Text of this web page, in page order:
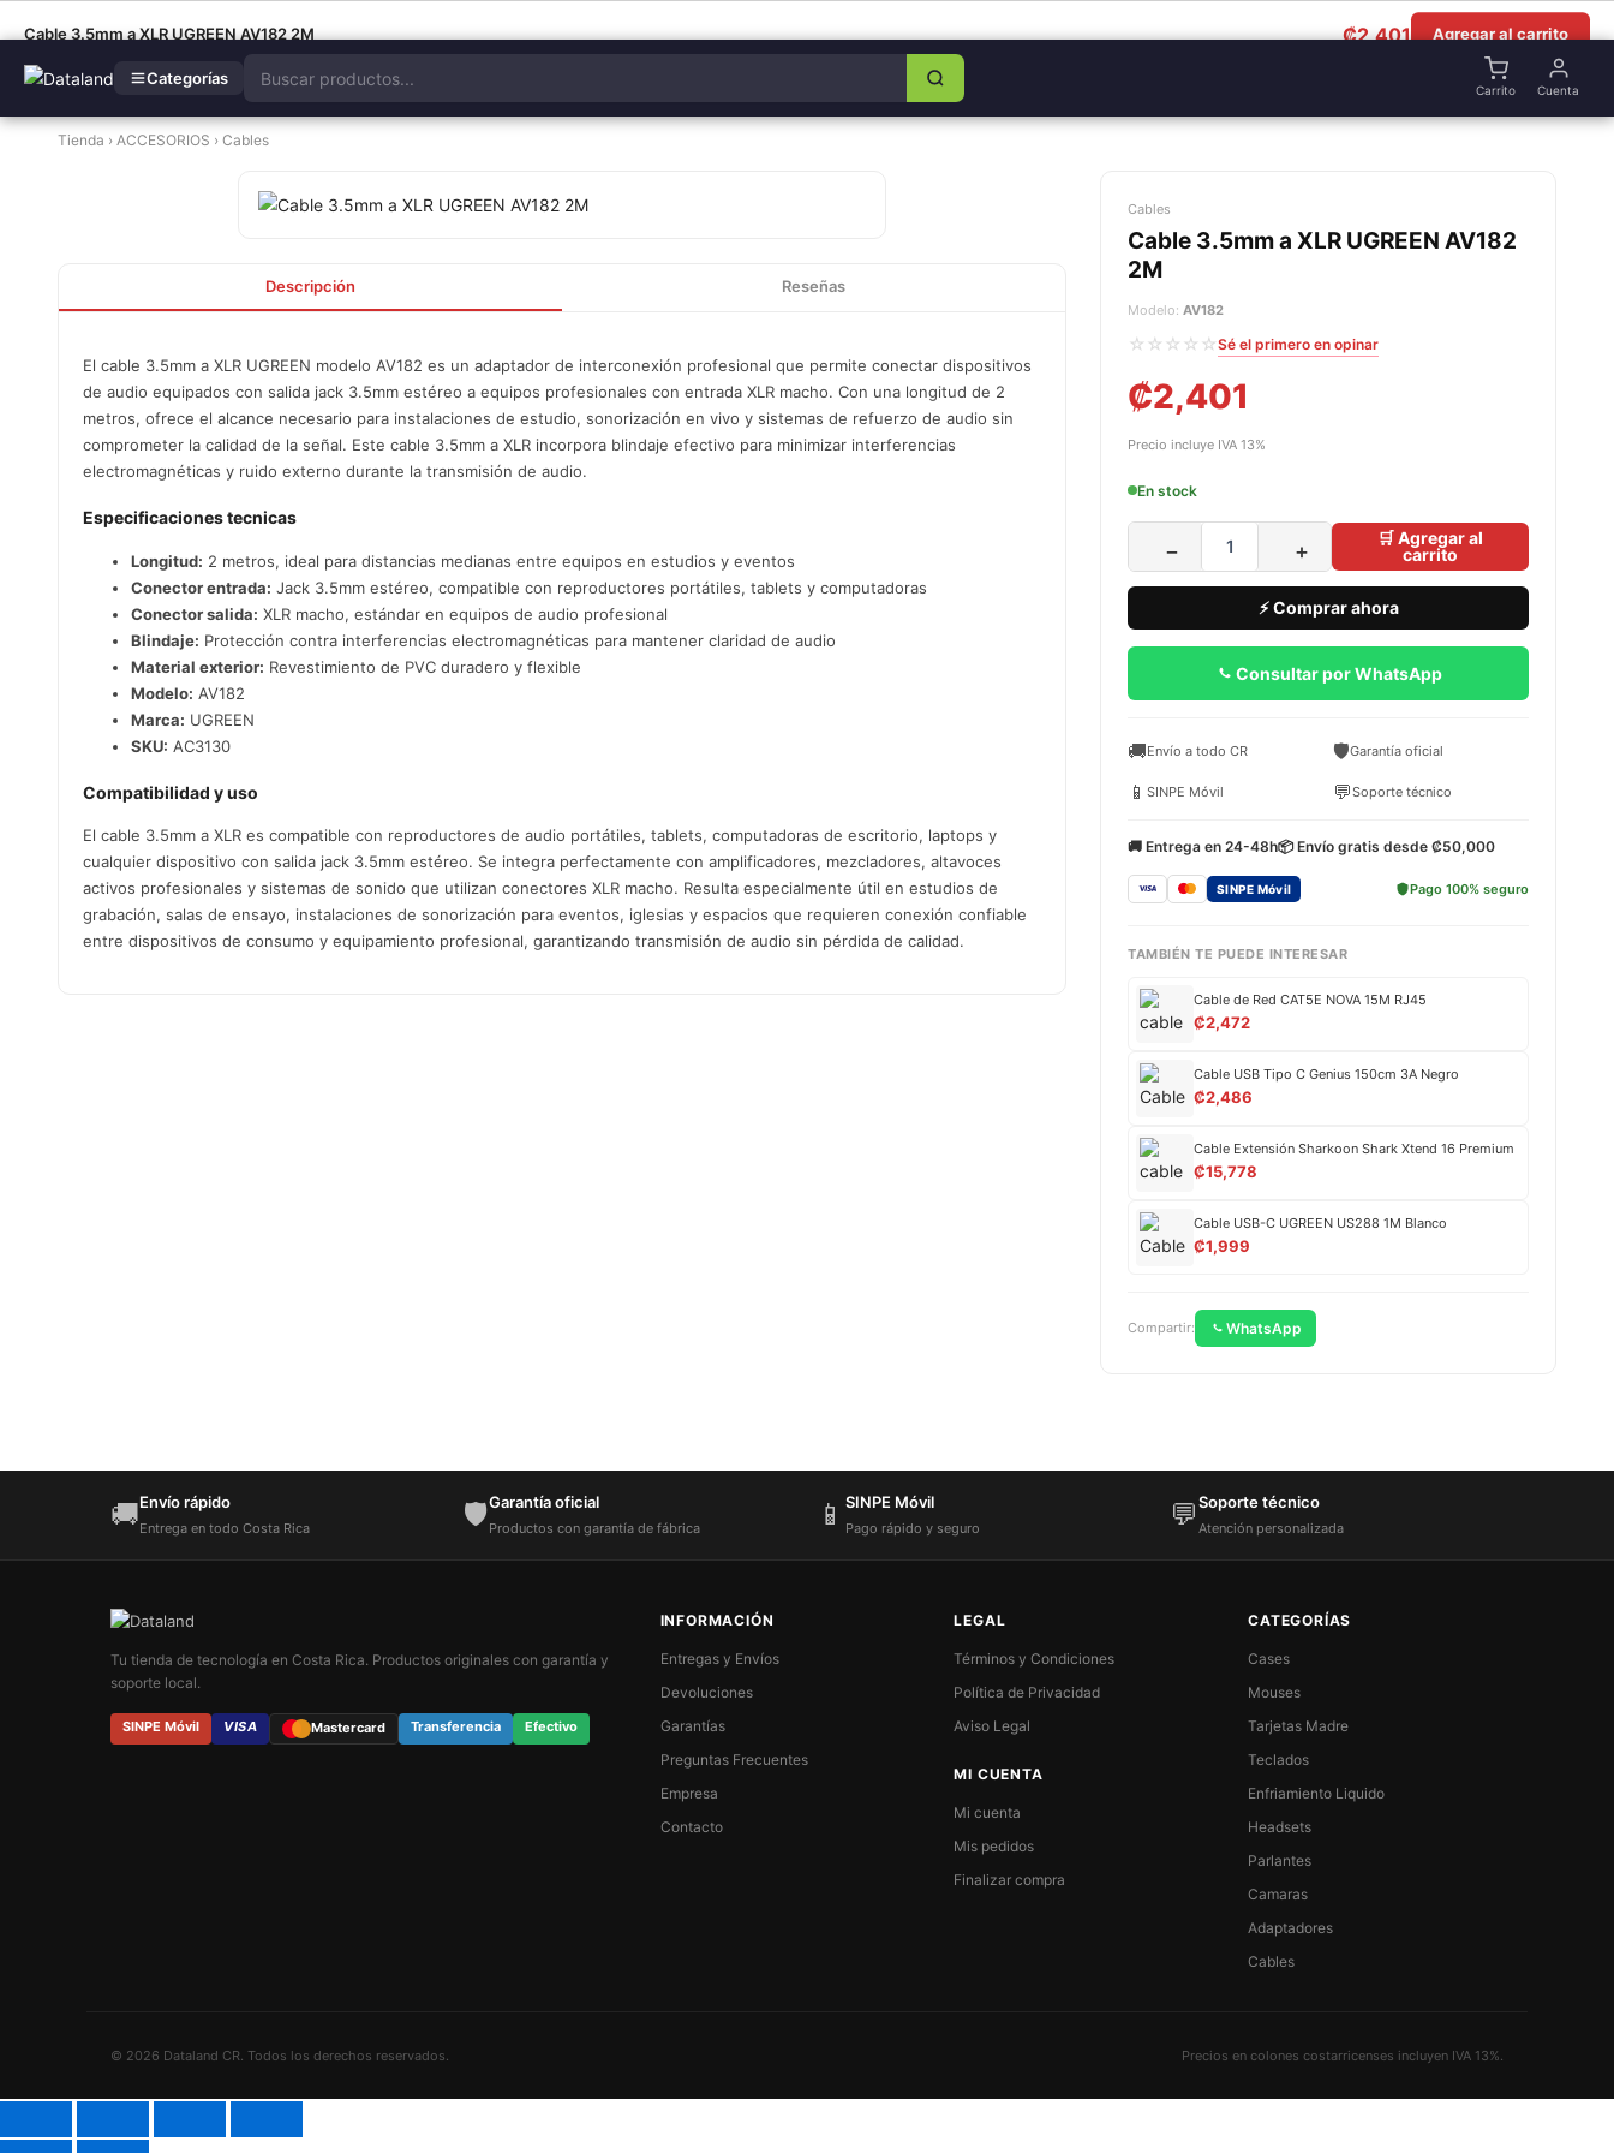
Categorías
Carrito Cuenta
Cable 3.5mm a XLR UGREEN AV182 2M ₡2,401 Agregar al carrito
Tienda › ACCESORIOS › Cables
Descripción Reseñas
El cable 3.5mm a XLR UGREEN modelo AV182 es un adaptador de interconexión profesional que permite conectar dispositivos
de audio equipados con salida jack 3.5mm estéreo a equipos profesionales con entrada XLR macho. Con una longitud de 2
metros, ofrece el alcance necesario para instalaciones de estudio, sonorización en vivo y sistemas de refuerzo de audio sin
comprometer la calidad de la señal. Este cable 3.5mm a XLR incorpora blindaje efectivo para minimizar interferencias
electromagnéticas y ruido externo durante la transmisión de audio.
Especificaciones tecnicas
Longitud: 2 metros, ideal para distancias medianas entre equipos en estudios y eventos
Conector entrada: Jack 3.5mm estéreo, compatible con reproductores portátiles, tablets y computadoras
Conector salida: XLR macho, estándar en equipos de audio profesional
Blindaje: Protección contra interferencias electromagnéticas para mantener claridad de audio
Material exterior: Revestimiento de PVC duradero y flexible
Modelo: AV182
Marca: UGREEN
SKU: AC3130
Compatibilidad y uso
El cable 3.5mm a XLR es compatible con reproductores de audio portátiles, tablets, computadoras de escritorio, laptops y
cualquier dispositivo con salida jack 3.5mm estéreo. Se integra perfectamente con amplificadores, mezcladores, altavoces
activos profesionales y sistemas de sonido que utilizan conectores XLR macho. Resulta especialmente útil en estudios de
grabación, salas de ensayo, instalaciones de sonorización para eventos, iglesias y espacios que requieren conexión confiable
entre dispositivos de consumo y equipamiento profesional, garantizando transmisión de audio sin pérdida de calidad.
Cables
Cable 3.5mm a XLR UGREEN AV182
2M
Modelo: AV182
☆☆☆☆☆Sé el primero en opinar
₡2,401
Precio incluye IVA 13%
En stock
− +
🛒 Agregar al
carrito
⚡ Comprar ahora
Consultar por WhatsApp
🚚Envío a todo CR 🛡️Garantía oficial
📱 SINPE Móvil 💬Soporte técnico
🚚 Entrega en 24-48h📦 Envío gratis desde ₡50,000
SINPE Móvil Pago 100% seguro
TAMBIÉN TE PUEDE INTERESAR
Cable de Red CAT5E NOVA 15M RJ45
₡2,472
Cable USB Tipo C Genius 150cm 3A Negro
₡2,486
Cable Extensión Sharkoon Shark Xtend 16 Premium
₡15,778
Cable USB-C UGREEN US288 1M Blanco
₡1,999
Compartir: WhatsApp
🚚Envío rápido
Entrega en todo Costa Rica 🛡️Garantía oficial
Productos con garantía de fábrica 📱 SINPE Móvil
Pago rápido y seguro 💬Soporte técnico
Atención personalizada
Tu tienda de tecnología en Costa Rica. Productos originales con garantía y
soporte local.
SINPE Móvil VISA Mastercard Transferencia Efectivo
INFORMACIÓN
Entregas y Envíos
Devoluciones
Garantías
Preguntas Frecuentes
Empresa
Contacto
LEGAL
Términos y Condiciones
Política de Privacidad
Aviso Legal
MI CUENTA
Mi cuenta
Mis pedidos
Finalizar compra
CATEGORÍAS
Cases
Mouses
Tarjetas Madre
Teclados
Enfriamiento Liquido
Headsets
Parlantes
Camaras
Adaptadores
Cables
© 2026 Dataland CR. Todos los derechos reservados. Precios en colones costarricenses incluyen IVA 13%.